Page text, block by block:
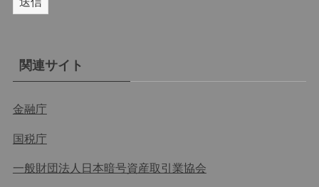
関連サイト
金融庁
国税庁
一般財団法人日本暗号資産取引業協会